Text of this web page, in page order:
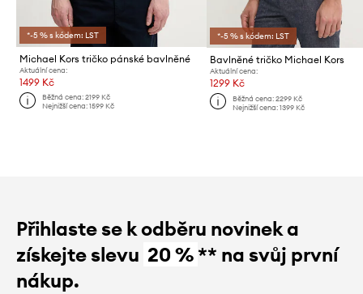
*-5 % s kódem: LST
Michael Kors tričko pánské bavlněné
Aktuální cena:
1499 Kč
Běžná cena:2199 Kč
Nejnižší cena:1599 Kč
*-5 % s kódem: LST
Bavlněné tričko Michael Kors
Aktuální cena:
1299 Kč
Běžná cena: 2299 Kč
Nejnižší cena: 1399 Kč
Přihlaste se k odběru novinek a
získejte slevu 20 %** na svůj první
nákup.